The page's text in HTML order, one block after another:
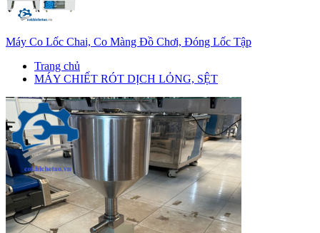
Máy Co Lốc Chai, Co Màng Đồ Chơi, Đóng Lốc Tập
Trang chủ
MÁY CHIẾT RÓT DỊCH LỎNG, SỆT